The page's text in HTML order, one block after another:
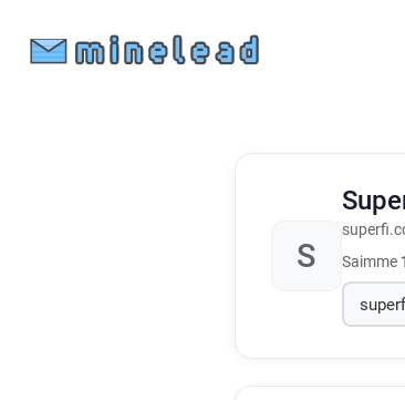
S Saimme